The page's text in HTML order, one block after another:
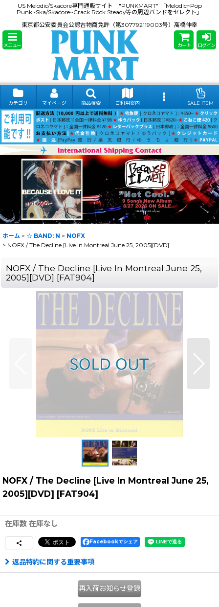
US Melodic/Skacore専門通販サイト "PUNKMART" 「Melodic~Pop
Punk~Ska/Skacore~Crack Rock Steady等の周辺バンドをセレクト」
東京都公安委員会公認古物商免許（第307792119003号）髙橋伸幸
メニュー カート ログイン
カテゴリ マイページ 商品検索 ご利用案内 SALE ITEM
ホーム > ☆ BAND: N > NOFX
> NOFX / The Decline [Live In Montreal June 25, 2005][DVD]
NOFX / The Decline [Live In Montreal June 25,
2005][DVD] [FAT904]
NOFX / The Decline [Live In Montreal June 25,
2005][DVD] [FAT904]
在庫数 在庫なし
Facebookでシェア
返品特約に関する重要事項
再入荷お知らせ登録